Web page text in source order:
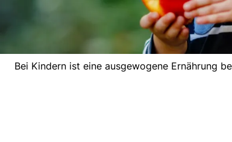
Bei Kindern ist eine ausgewogene Ernährung